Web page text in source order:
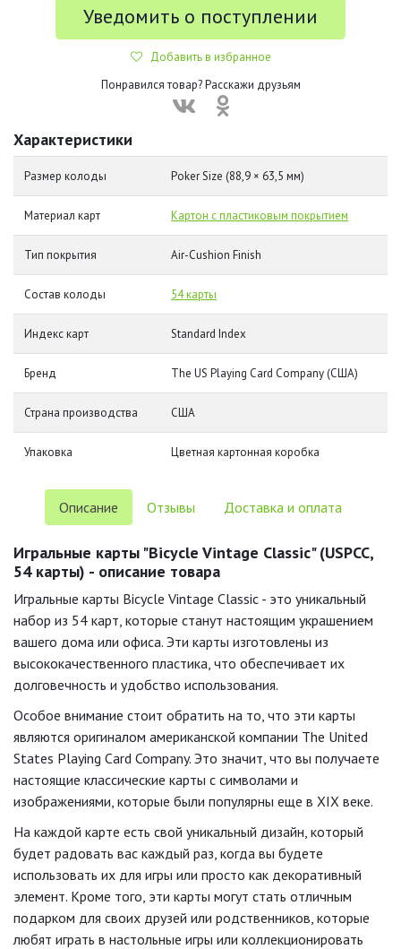
Уведомить о поступлении
Добавить в избранное
Понравился товар? Расскажи друзьям
Характеристики
Размер колоды Poker Size (88,9 × 63,5 мм)
Материал карт Картон с пластиковым покрытием
Тип покрытия Air-Cushion Finish
Состав колоды 54 карты
Индекс карт Standard Index
Бренд The US Playing Card Company (США)
Страна производства США
Упаковка Цветная картонная коробка
Описание Отзывы Доставка и оплата
Игральные карты "Bicycle Vintage Classic" (USPCC,
54 карты) - описание товара
Игральные карты Bicycle Vintage Classic - это уникальный
набор из 54 карт, которые станут настоящим украшением
вашего дома или офиса. Эти карты изготовлены из
высококачественного пластика, что обеспечивает их
долговечность и удобство использования.
Особое внимание стоит обратить на то, что эти карты
являются оригиналом американской компании The United
States Playing Card Company. Это значит, что вы получаете
настоящие классические карты с символами и
изображениями, которые были популярны еще в XIX веке.
На каждой карте есть свой уникальный дизайн, который
будет радовать вас каждый раз, когда вы будете
использовать их для игры или просто как декоративный
элемент. Кроме того, эти карты могут стать отличным
подарком для своих друзей или родственников, которые
любят играть в настольные игры или коллекционировать